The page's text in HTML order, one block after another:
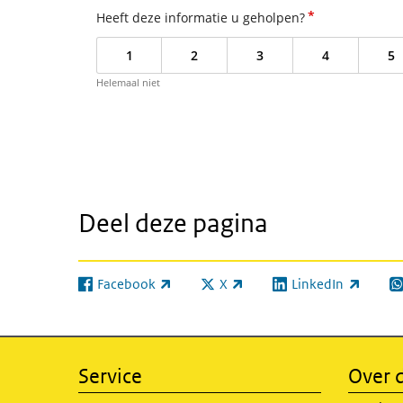
Heeft deze informatie u geholpen?*
1 2 3 4 5
Helemaal niet
Deel deze pagina
Facebook
(externe link) X
(externe link) LinkedIn
(externe link)
Service Over